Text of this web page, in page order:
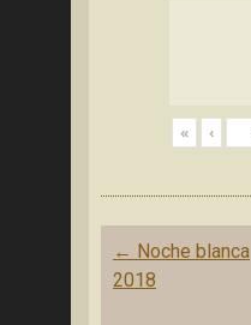
« ‹
Navegación
de
← Noche blanca
2018